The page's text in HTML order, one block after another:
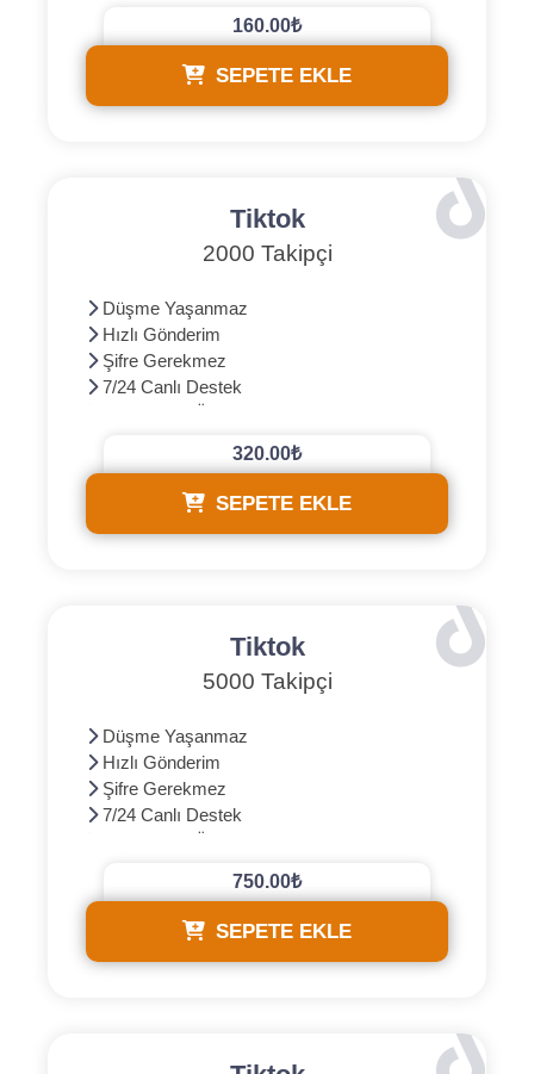
160.00₺
SEPETE EKLE
Tiktok
2000 Takipçi
Düşme Yaşanmaz
Hızlı Gönderim
Şifre Gerekmez
7/24 Canlı Destek
320.00₺
SEPETE EKLE
Tiktok
5000 Takipçi
Düşme Yaşanmaz
Hızlı Gönderim
Şifre Gerekmez
7/24 Canlı Destek
750.00₺
SEPETE EKLE